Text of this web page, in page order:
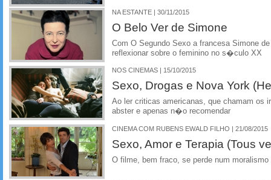
NA ESTANTE | 30/11/2015
O Belo Ver de Simone
Com O Segundo Sexo a francesa Simone
reflexionar sobre o feminino no s�culo XX
NOS CINEMAS | 15/10/2015
Sexo, Drogas e Nova York
Ao ler criticas americanas, que chamam
abster e apenas n�o recomendar
CINEMA COM RUBENS EWALD FILHO | 21/08/2015
Sexo, Amor e Terapia (Tous
O filme, bem fraco, se perde num moralismo